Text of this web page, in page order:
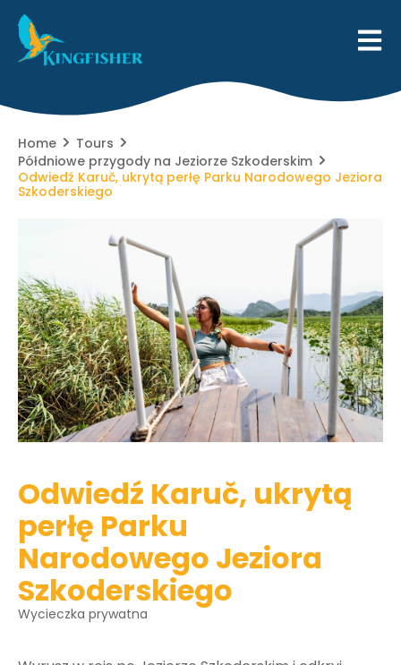
Home
Tours
Półdniowe przygody na Jeziorze Szkoderskim
Odwiedź Karuč, ukrytą perłę Parku Narodowego Jeziora
Szkoderskiego
Odwiedź Karuč, ukrytą
perłę Parku
Narodowego Jeziora
Szkoderskiego
Wycieczka prywatna